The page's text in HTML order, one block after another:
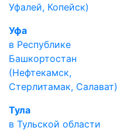
Уфалей, Копейск)
Уфа
в Республике
Башкортостан
(Нефтекамск,
Стерлитамак, Салават)
Тула
в Тульской области